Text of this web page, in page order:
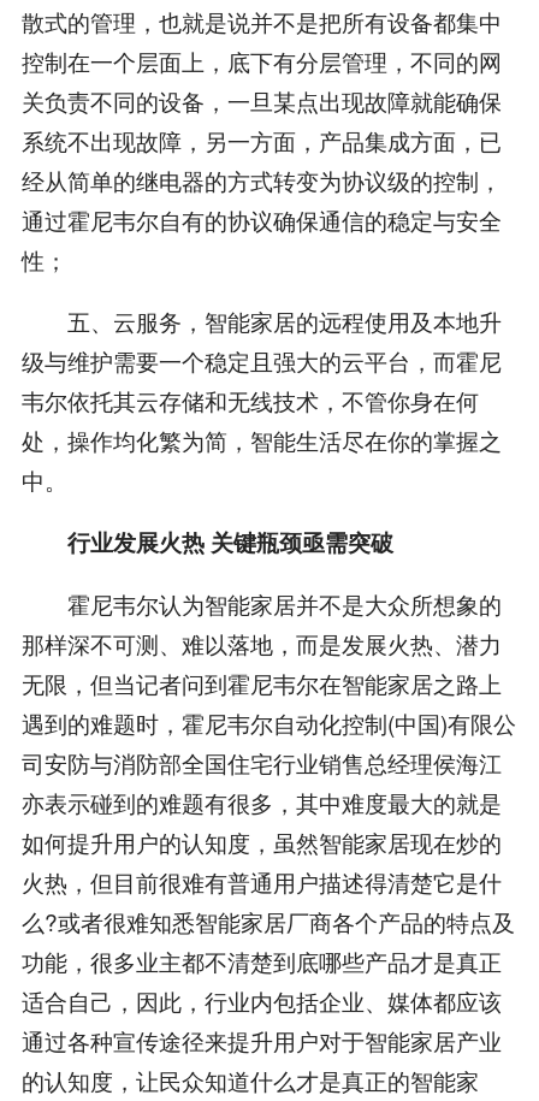
散式的管理，也就是说并不是把所有设备都集中
控制在一个层面上，底下有分层管理，不同的网
关负责不同的设备，一旦某点出现故障就能确保
系统不出现故障，另一方面，产品集成方面，已
经从简单的继电器的方式转变为协议级的控制，
通过霍尼韦尔自有的协议确保通信的稳定与安全
性；
五、云服务，智能家居的远程使用及本地升
级与维护需要一个稳定且强大的云平台，而霍尼
韦尔依托其云存储和无线技术，不管你身在何
处，操作均化繁为简，智能生活尽在你的掌握之
中。
行业发展火热 关键瓶颈亟需突破
霍尼韦尔认为智能家居并不是大众所想象的
那样深不可测、难以落地，而是发展火热、潜力
无限，但当记者问到霍尼韦尔在智能家居之路上
遇到的难题时，霍尼韦尔自动化控制(中国)有限公
司安防与消防部全国住宅行业销售总经理侯海江
亦表示碰到的难题有很多，其中难度最大的就是
如何提升用户的认知度，虽然智能家居现在炒的
火热，但目前很难有普通用户描述得清楚它是什
么?或者很难知悉智能家居厂商各个产品的特点及
功能，很多业主都不清楚到底哪些产品才是真正
适合自己，因此，行业内包括企业、媒体都应该
通过各种宣传途径来提升用户对于智能家居产业
的认知度，让民众知道什么才是真正的智能家